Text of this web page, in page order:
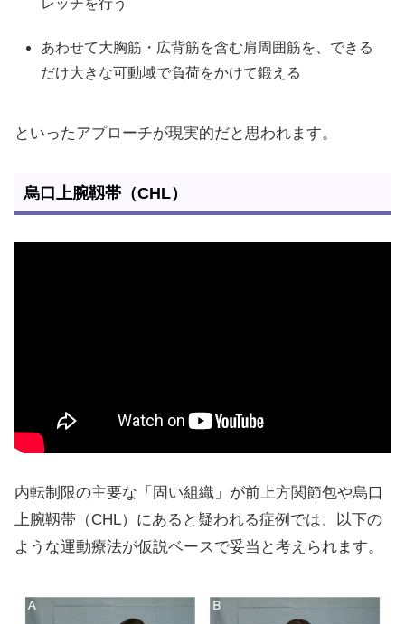
あわせて大胸筋・広背筋を含む肩周囲筋を、できる
だけ大きな可動域で負荷をかけて鍛える
といったアプローチが現実的だと思われます。
烏口上腕靱帯（CHL）
内転制限の主要な「固い組織」が前上方関節包や烏口
上腕靱帯（CHL）にあると疑われる症例では、以下の
ような運動療法が仮説ベースで妥当と考えられます。